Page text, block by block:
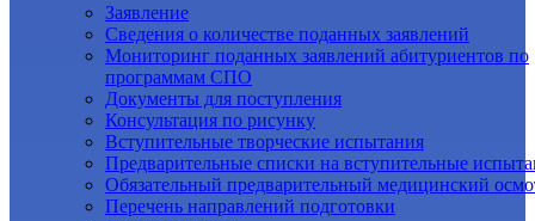
Заявление
Cведения о количестве поданных заявлений
Мониторинг поданных заявлений абитуриентов по
программам СПО
Документы для поступления
Консультация по рисунку
Вступительные творческие испытания
Предварительные списки на вступительные
Обязательный предварительный медицинский
Перечень направлений подготовки